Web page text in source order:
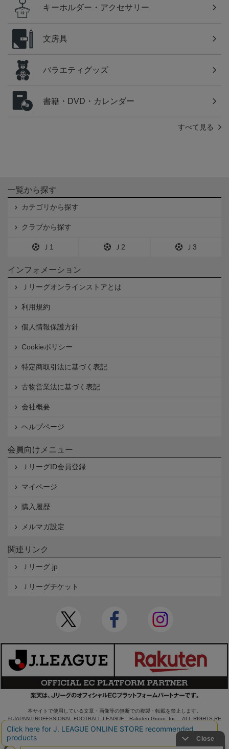
キーホルダー・アクセサリー
文房具
バラエティグッズ
書籍・DVD・カレンダー
すべて見る
一覧から探す
カテゴリから探す
クラブから探す
Ｊ1 Ｊ2 Ｊ3
インフォメーション
Ｊリーグオンラインストアとは
利用規約
個人情報保護方針
Cookieポリシー
特定商取引法に基づく表記
古物営業法に基づく表記
会社概要
ヘルプページ
会員向けメニュー
ＪリーグID会員登録
マイページ
購入履歴
メルマガ設定
関連リンク
Ｊリーグ.jp
Ｊリーグチケット
本サイトで使用している文章・画像等の無断での複製・転載を禁止します。
© JAPAN PROFESSIONAL FOOTBALL LEAGUE Rakuten Group, Inc. ALL RIGHTS RE
SERVED.